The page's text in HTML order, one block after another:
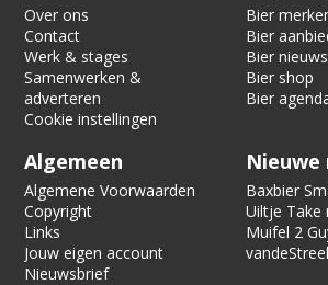
Over ons
Contact
Werk & stages
Samenwerken &
adverteren
Cookie instellingen
Bier
Bier
Bier nieuws
Bier shop
Bier
Algemeen
Algemene Voorwaarden
Copyright
Links
Jouw eigen account
Nieuwsbrief
Nieuwe
Baxbier
Strata
Uiltje Take
the Hotel
Muifel 2